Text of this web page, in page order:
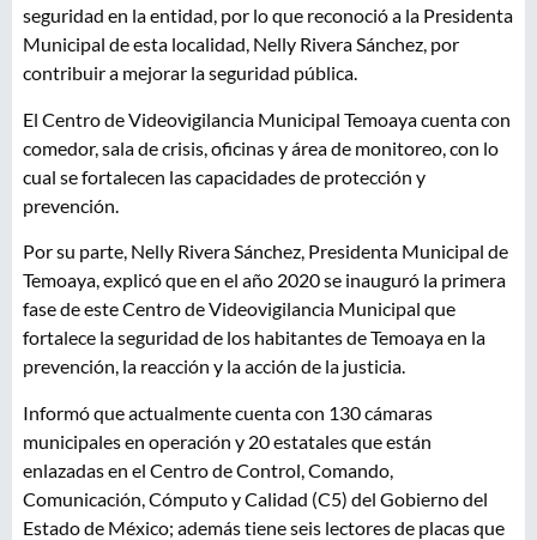
seguridad en la entidad, por lo que reconoció a la Presidenta
Municipal de esta localidad, Nelly Rivera Sánchez, por
contribuir a mejorar la seguridad pública.
El Centro de Videovigilancia Municipal Temoaya cuenta con
comedor, sala de crisis, oficinas y área de monitoreo, con lo
cual se fortalecen las capacidades de protección y
prevención.
Por su parte, Nelly Rivera Sánchez, Presidenta Municipal de
Temoaya, explicó que en el año 2020 se inauguró la primera
fase de este Centro de Videovigilancia Municipal que
fortalece la seguridad de los habitantes de Temoaya en la
prevención, la reacción y la acción de la justicia.
Informó que actualmente cuenta con 130 cámaras
municipales en operación y 20 estatales que están
enlazadas en el Centro de Control, Comando,
Comunicación, Cómputo y Calidad (C5) del Gobierno del
Estado de México; además tiene seis lectores de placas que